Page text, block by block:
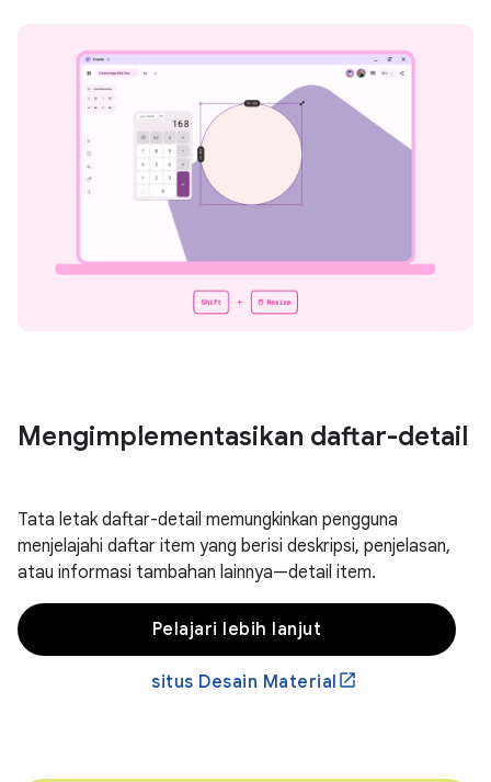
Mengimplementasikan daftar-detail
Tata letak daftar-detail memungkinkan pengguna
menjelajahi daftar item yang berisi deskripsi, penjelasan,
atau informasi tambahan lainnya—detail item.
Pelajari lebih lanjut
situs Desain Material